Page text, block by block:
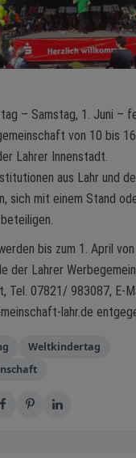
– Samstag, 1. Juni –
von 10 bis
Lahrer Innenstadt.
aus Lahr und
sich mit einem Stand
bis zum 1. April
der Lahrer
Tel. 07821/ 983087, E-
lahr.de
Weltkindertag